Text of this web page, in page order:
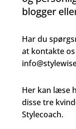
blogger
Har du
at kontakte
Her kan læse
disse tre
Stylecoach.